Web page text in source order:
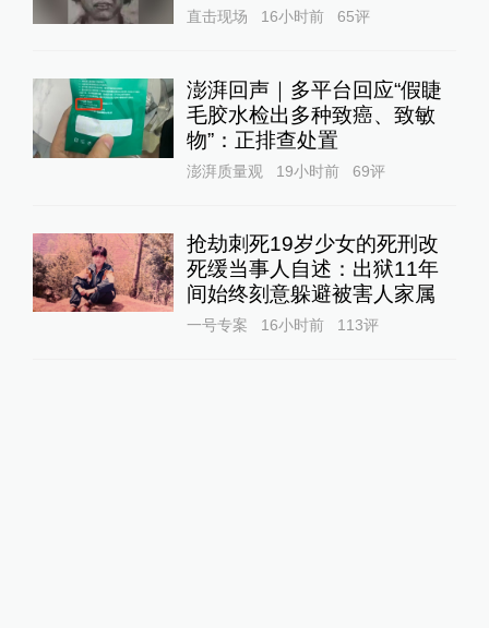
直击现场 16小时前 65评
澎湃回声｜多平台回应“假睫
毛胶水检出多种致癌、致敏
物”：正排查处置
澎湃质量观 19小时前 69评
抢劫刺死19岁少女的死刑改
死缓当事人自述：出狱11年
间始终刻意躲避被害人家属
一号专案 16小时前 113评